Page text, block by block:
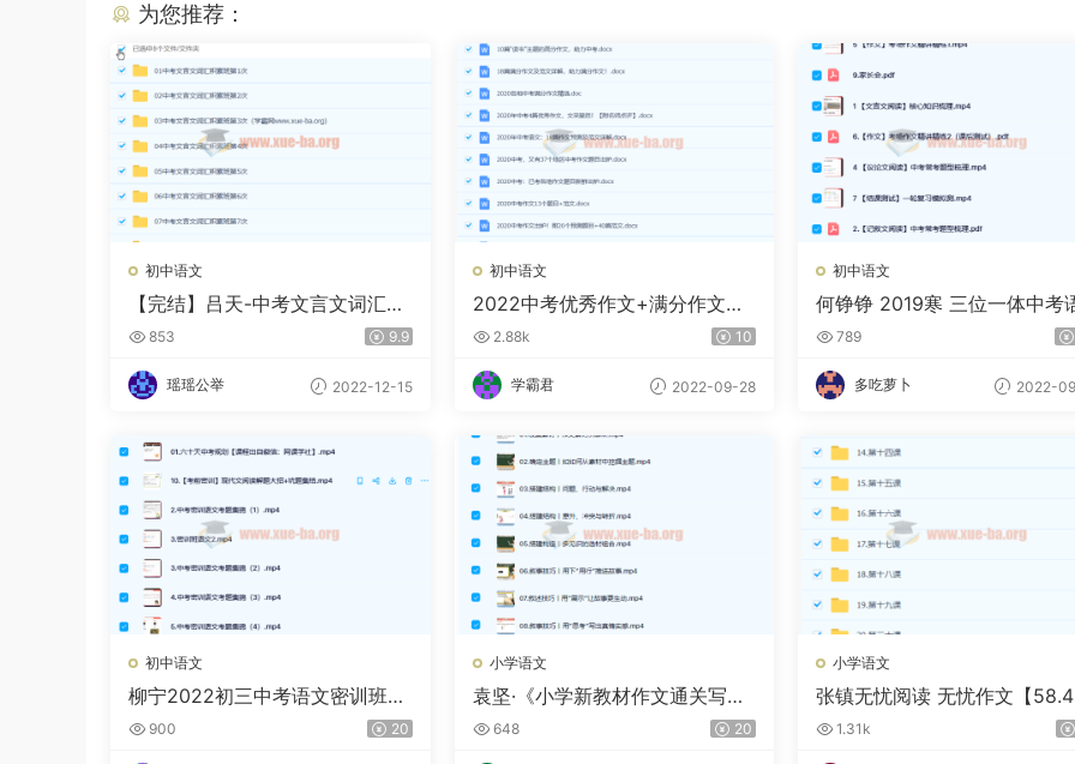
为您推荐：
初中语文
【完结】吕天-中考文言文词汇积
累.励志篇 第三期
853 9.9
瑶瑶公举 2022-12-15
初中语文
2022中考优秀作文+满分作文汇
总2.88k 10
学霸君 2022-09-28
初中语文
何铮铮 2019寒 三位一体中考
文读写满分班 7讲带讲义
789
多吃萝卜 2022-
初中语文
柳宁2022初三中考语文密训班
多位老师合讲10讲带讲义
900 20
小学语文
袁坚·《小学新教材作文通关写人
叙事》（完结）
648 20
小学语文
张镇无忧阅读 无忧作文【
完结】
1.31k